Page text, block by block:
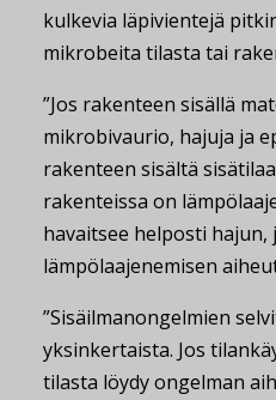
kulkevia läpivientejä
mikrobeita tilasta tai
”Jos rakenteen sisällä
mikrobivaurio, hajuja ja
rakenteen sisältä
rakenteissa on
havaitsee helposti hajun,
lämpölaajenemisen
”Sisäilmanongelmien
yksinkertaista. Jos
tilasta löydy ongelman